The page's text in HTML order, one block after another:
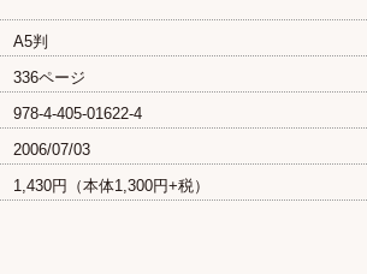
A5判
336ページ
978-4-405-01622-4
2006/07/03
1,430円（本体1,300円+税）